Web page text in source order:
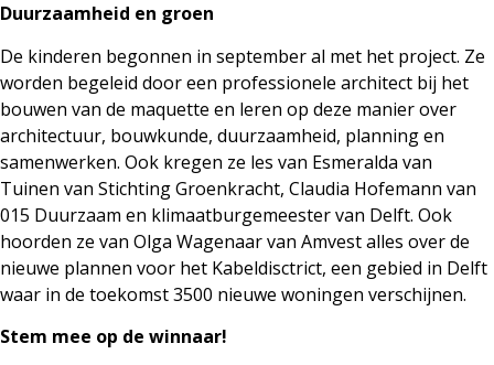
Duurzaamheid en groen
De kinderen begonnen in september al met het project. Ze
worden begeleid door een professionele architect bij het
bouwen van de maquette en leren op deze manier over
architectuur, bouwkunde, duurzaamheid, planning en
samenwerken. Ook kregen ze les van Esmeralda van
Tuinen van Stichting Groenkracht, Claudia Hofemann van
015 Duurzaam en klimaatburgemeester van Delft. Ook
hoorden ze van Olga Wagenaar van Amvest alles over de
nieuwe plannen voor het Kabeldisctrict, een gebied in Delft
waar in de toekomst 3500 nieuwe woningen verschijnen.
Stem mee op de winnaar!